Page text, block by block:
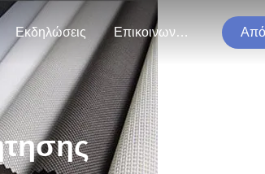
Εκδηλώσεις Επικοινωνήστε Μαζί Μας